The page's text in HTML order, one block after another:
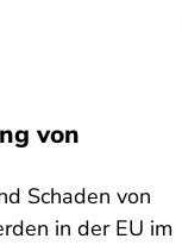
von
Schaden von
in der EU im